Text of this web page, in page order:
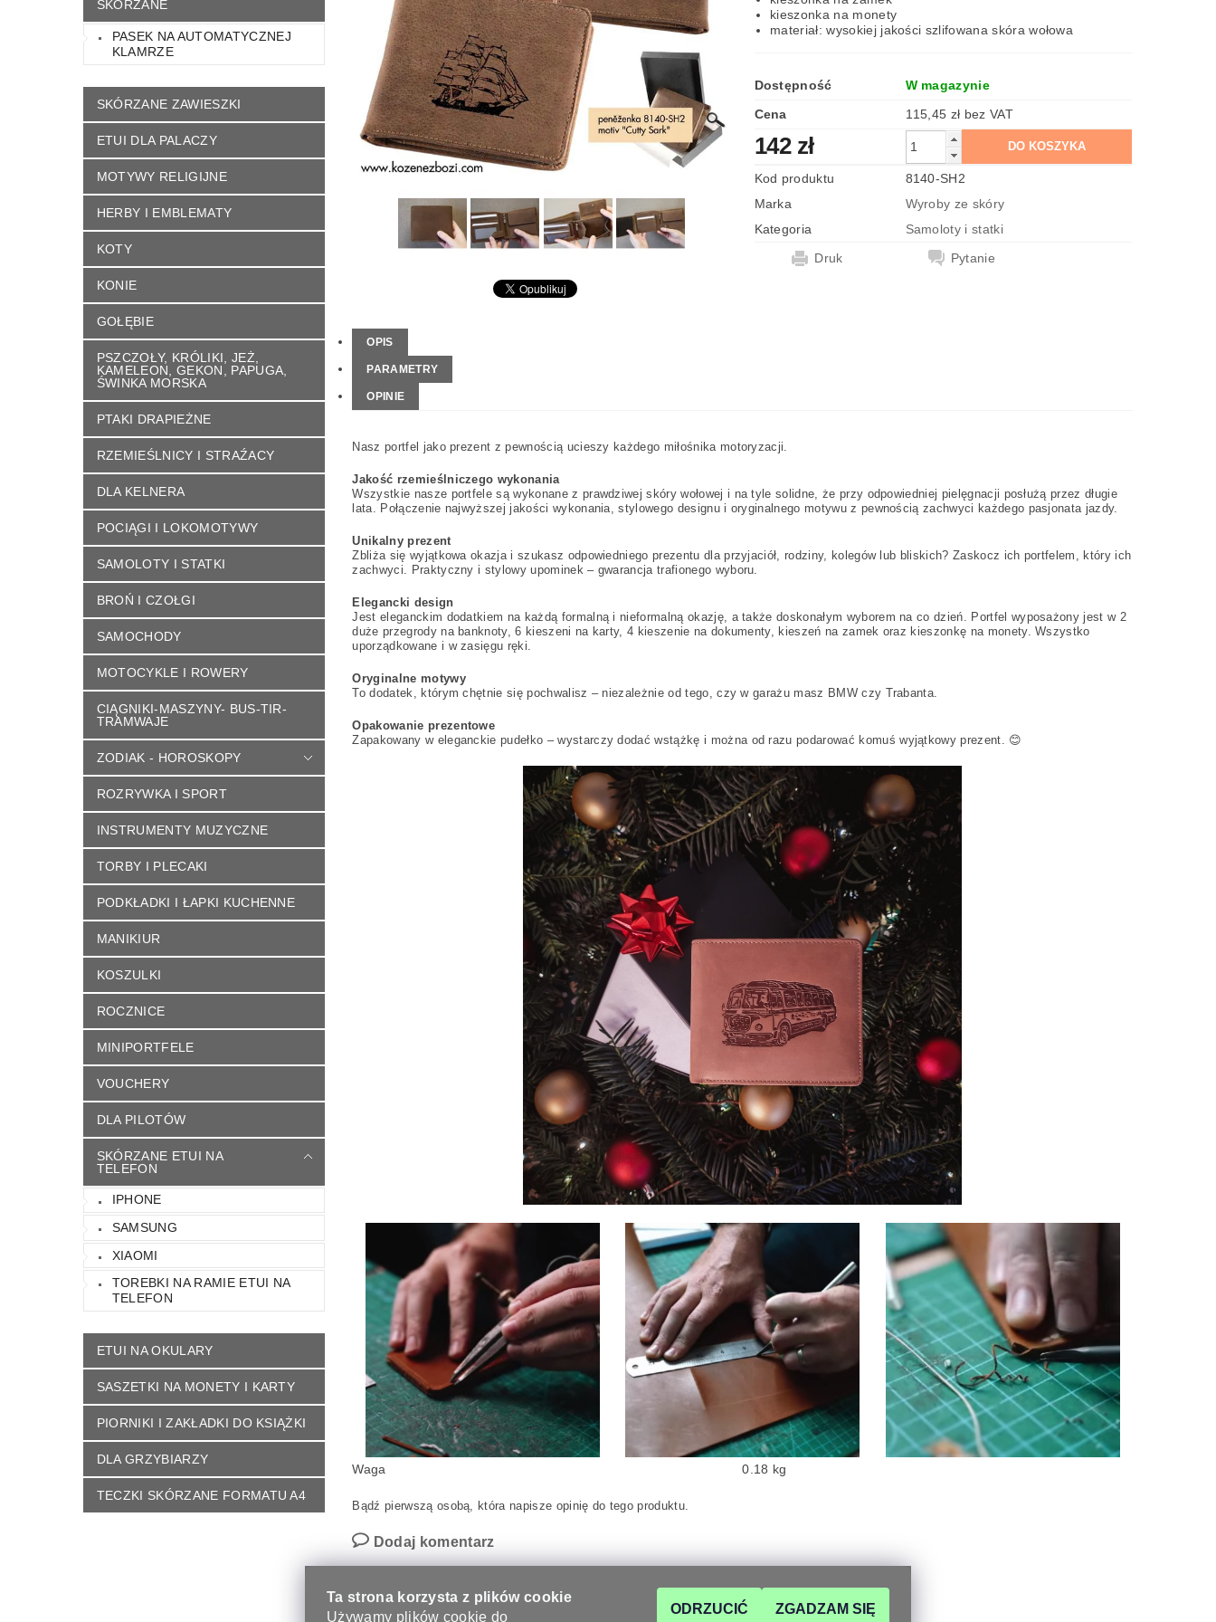
KONTAKT NAPISZ DO NAS REGULAMIN SKLEPU
SKÓRZANE
PASEK NA AUTOMATYCZNEJ
KLAMRZE
SKÓRZANE ZAWIESZKI
ETUI DLA PALACZY
MOTYWY RELIGIJNE
HERBY I EMBLEMATY
KOTY
KONIE
GOŁĘBIE
PSZCZOŁY, KRÓLIKI, JEŻ,
KAMELEON, GEKON, PAPUGA,
ŚWINKA MORSKA
PTAKI DRAPIEŻNE
RZEMIEŚLNICY I STRAŹACY
DLA KELNERA
POCIĄGI I LOKOMOTYWY
SAMOLOTY I STATKI
BROŃ I CZOŁGI
SAMOCHODY
MOTOCYKLE I ROWERY
CIĄGNIKI-MASZYNY- BUS-TIR-
TRAMWAJE
ZODIAK - HOROSKOPY
ROZRYWKA I SPORT
INSTRUMENTY MUZYCZNE
TORBY I PLECAKI
PODKŁADKI I ŁAPKI KUCHENNE
MANIKIUR
KOSZULKI
ROCZNICE
MINIPORTFELE
VOUCHERY
DLA PILOTÓW
SKÓRZANE ETUI NA
TELEFON
IPHONE
SAMSUNG
XIAOMI
TOREBKI NA RAMIE ETUI NA
TELEFON
ETUI NA OKULARY
SASZETKI NA MONETY I KARTY
PIORNIKI I ZAKŁADKI DO KSIĄŻKI
DLA GRZYBIARZY
TECZKI SKÓRZANE FORMATU A4
kieszonka na monety
materiał: wysokiej jakości szlifowana skóra wołowa
Dostępność
W magazynie
Cena
115,45 zł bez VAT
142 zł
Kod produktu
8140-SH2
Marka
Wyroby ze skóry
Kategoria
Samoloty i statki
Druk
Pytanie
OPIS
PARAMETRY
OPINIE
Nasz portfel jako prezent z pewnością ucieszy każdego miłośnika motoryzacji.
Jakość rzemieślniczego wykonania
Wszystkie nasze portfele są wykonane z prawdziwej skóry wołowej i na tyle solidne, że przy odpowiedniej pielęgnacji posłużą przez długie
lata. Połączenie najwyższej jakości wykonania, stylowego designu i oryginalnego motywu z pewnością zachwyci każdego pasjonata jazdy.
Unikalny prezent
Zbliża się wyjątkowa okazja i szukasz odpowiedniego prezentu dla przyjaciół, rodziny, kolegów lub bliskich? Zaskocz ich portfelem, który ich
zachwyci. Praktyczny i stylowy upominek – gwarancja trafionego wyboru.
Elegancki design
Jest eleganckim dodatkiem na każdą formalną i nieformalną okazję, a także doskonałym wyborem na co dzień. Portfel wyposażony jest w 2
duże przegrody na banknoty, 6 kieszeni na karty, 4 kieszenie na dokumenty, kieszeń na zamek oraz kieszonkę na monety. Wszystko
uporządkowane i w zasięgu ręki.
Oryginalne motywy
To dodatek, którym chętnie się pochwalisz – niezależnie od tego, czy w garażu masz BMW czy Trabanta.
Opakowanie prezentowe
Zapakowany w eleganckie pudełko – wystarczy dodać wstążkę i można od razu podarować komuś wyjątkowy prezent. 😊
Waga 0.18 kg
Bądź pierwszą osobą, która napisze opinię do tego produktu.
Dodaj komentarz
Ta strona korzysta z plików cookie
Używamy plików cookie do
ODRZUCIĆ ZGADZAM SIĘ